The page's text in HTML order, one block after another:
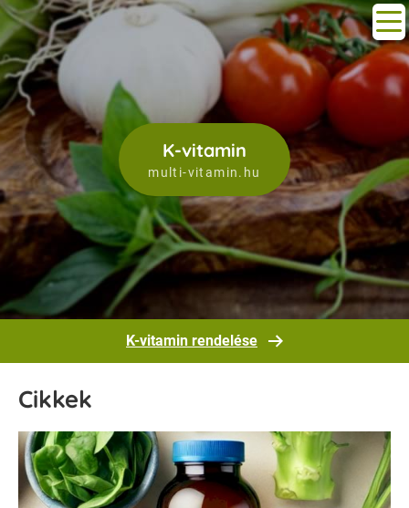
K-vitamin
multi-vitamin.hu
K-vitamin rendelése
Cikkek